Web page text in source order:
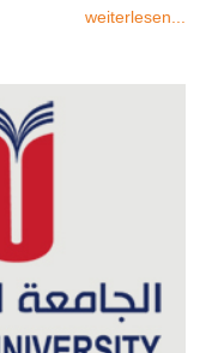
weiterlesen...